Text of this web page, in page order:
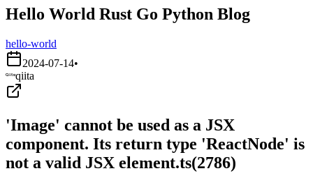
Hello World Rust Go Python Blog
hello-world
2024-07-14•
qiita
'Image' cannot be used as a JSX
component. Its return type 'ReactNode' is
not a valid JSX element.ts(2786)